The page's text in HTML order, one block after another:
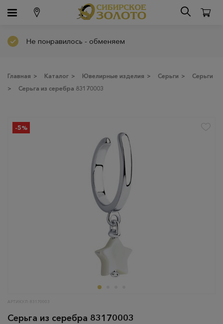
Не понравилось - обменяем
Главная > Каталог > Ювелирные изделия > Серьги >
Серьги
>
Серьга из серебра 83170003
-5%
АРТИКУЛ: 83170003
Серьга из серебра 83170003